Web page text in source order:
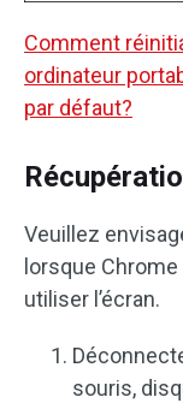
Comment
ordinateur
par défaut?
Veuillez
lorsque
utiliser l’écran.
souris,